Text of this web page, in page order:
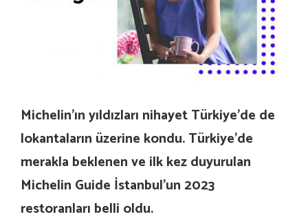
Michelin’ın yıldızları nihayet Türkiye’de de
lokantaların üzerine kondu. Türkiye’de
merakla beklenen ve ilk kez duyurulan
Michelin Guide İstanbul’un 2023
restoranları belli oldu.